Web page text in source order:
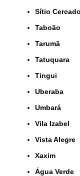
Sítio Cercado
Taboão
Tarumã
Tatuquara
Tingui
Uberaba
Umbará
Vila Izabel
Vista Alegre
Xaxim
Água Verde